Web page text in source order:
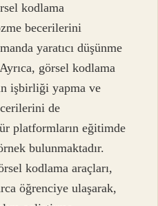
kodlama
becerilerini
yaratıcı düşünme
görsel kodlama
işbirliği yapma ve
de
platformların eğitimde
bulunmaktadır.
kodlama araçları,
öğrenciye ulaşarak,